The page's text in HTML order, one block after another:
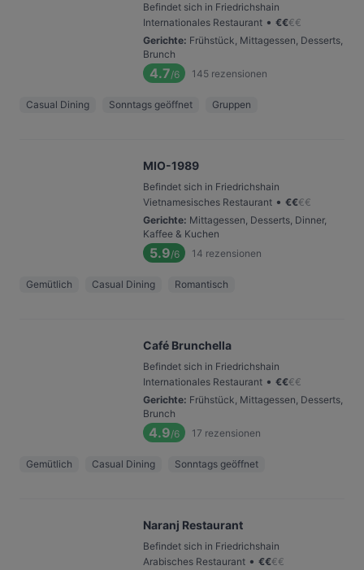
Befindet sich in Friedrichshain
Internationales Restaurant • €€€€
Gerichte: Frühstück, Mittagessen, Desserts,
Brunch
4.7/6 145 rezensionen
Casual Dining Sonntags geöffnet Gruppen
MIO-1989
Befindet sich in Friedrichshain
Vietnamesisches Restaurant • €€€€
Gerichte: Mittagessen, Desserts, Dinner,
Kaffee & Kuchen
5.9/6 14 rezensionen
Gemütlich Casual Dining Romantisch
Café Brunchella
Befindet sich in Friedrichshain
Internationales Restaurant • €€€€
Gerichte: Frühstück, Mittagessen, Desserts,
Brunch
4.9/6 17 rezensionen
Gemütlich Casual Dining Sonntags geöffnet
Naranj Restaurant
Befindet sich in Friedrichshain
Arabisches Restaurant • €€€€